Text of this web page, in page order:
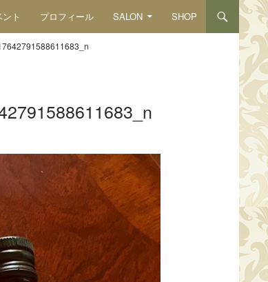
ト プロフィール SALON SHOP